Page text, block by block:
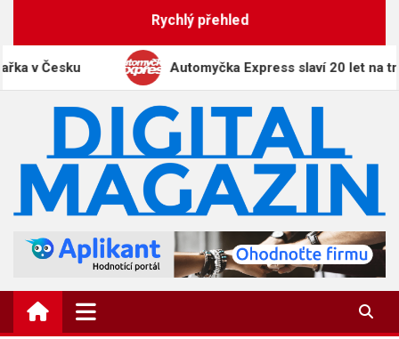
Rychlý přehled
Automyčka Express slaví 20 let na trhu
DigitalMagazin.cz